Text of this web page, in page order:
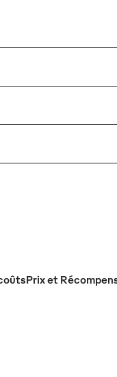
Prix et